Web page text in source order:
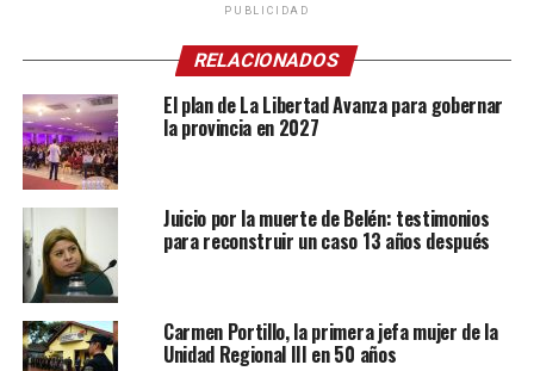
PUBLICIDAD
RELACIONADOS
El plan de La Libertad Avanza para gobernar
la provincia en 2027
Juicio por la muerte de Belén: testimonios
para reconstruir un caso 13 años después
Carmen Portillo, la primera jefa mujer de la
Unidad Regional III en 50 años